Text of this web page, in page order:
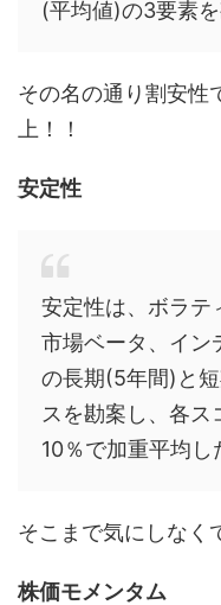
(平均値)の3要素を
その名の通り割安性
上！！
安定性
安定性は、ボラテ
市場ベータ、イン
の長期(5年間)と
スを勘案し、各ス
10％で加重平均し
そこまで気にしなく
株価モメンタム